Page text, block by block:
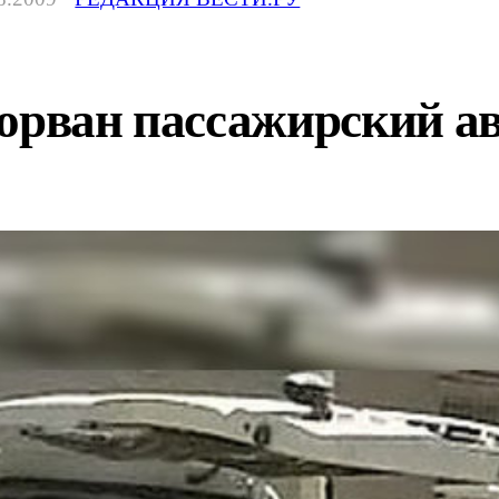
пассажирский